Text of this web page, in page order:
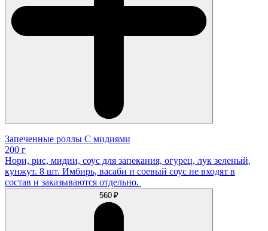
Запеченные роллы С мидиями
200 г
Нори, рис, мидии, соус для запекания, огурец, лук зеленый,
кунжут. 8 шт. Имбирь, васаби и соевый соус не входят в
состав и заказываются отдельно.
560 ₽